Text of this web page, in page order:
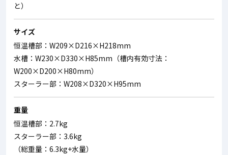
と）
サイズ
恒温槽部：W209×D216×H218mm
水槽：W230×D330×H85mm（槽内有効寸法：
W200×D200×H80mm）
スターラー部：W208×D320×H95mm
重量
恒温槽部：2.7kg
スターラー部：3.6kg
（総重量：6.3kg+水量）